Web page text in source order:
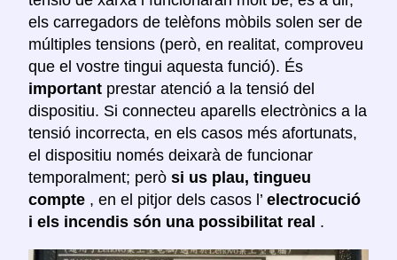
els carregadors de telèfons mòbils solen ser de
múltiples tensions (però, en realitat, comproveu
que el vostre tingui aquesta funció). És
important prestar atenció a la tensió del
dispositiu. Si connecteu aparells electrònics a la
tensió incorrecta, en els casos més afortunats,
el dispositiu només deixarà de funcionar
temporalment; però si us plau, tingueu
compte , en el pitjor dels casos l’ electrocució
i els incendis són una possibilitat real .